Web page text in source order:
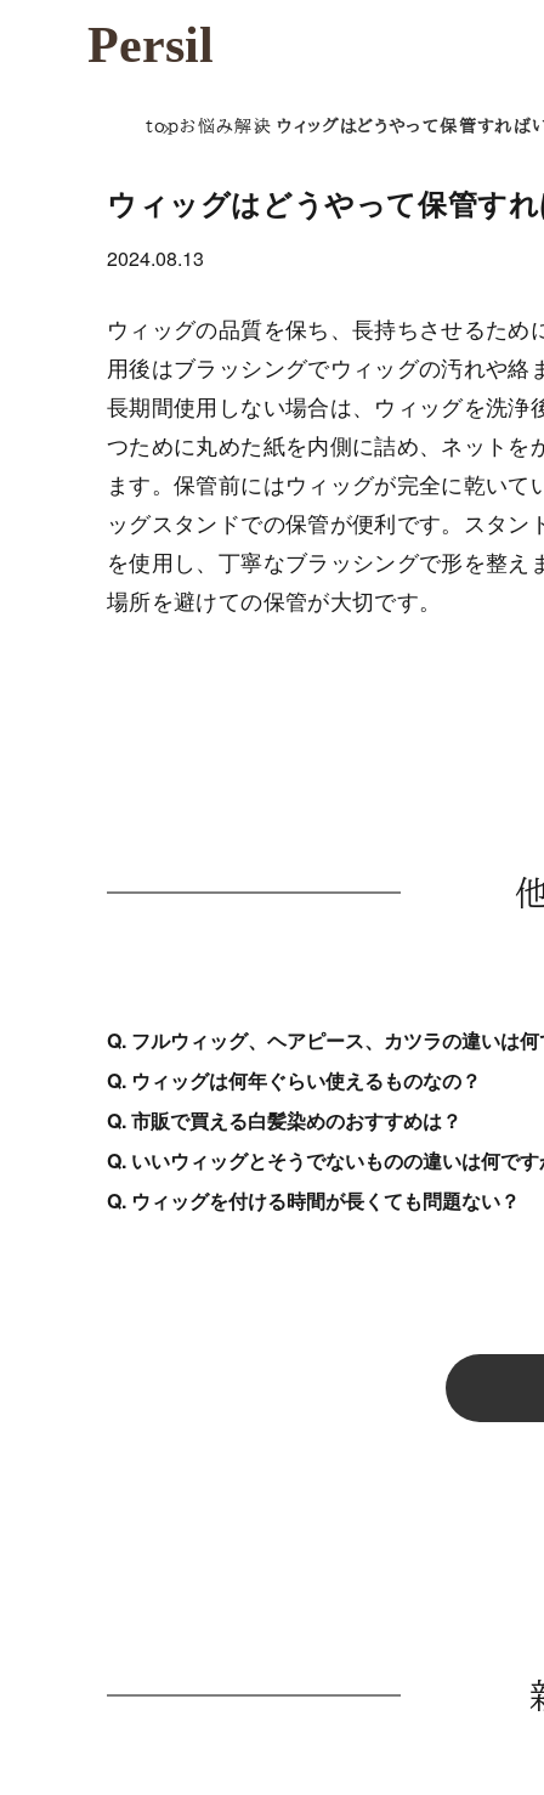
Persil
topお悩み解決 ウィッグはどうやって保管すれば
ウィッグはどうやって保管す
2024.08.13
ウィッグの品質を保ち、長持ちさせるた
用後はブラッシングでウィッグの汚れや
長期間使用しない場合は、ウィッグを洗
つために丸めた紙を内側に詰め、ネット
ます。保管前にはウィッグが完全に乾い
ッグスタンドでの保管が便利です。スタ
を使用し、丁寧なブラッシングで形を整
場所を避けての保管が大切です。
Q. フルウィッグ、ヘアピース、カツラの違いは
Q. ウィッグは何年ぐらい使えるものなの？
Q. 市販で買える白髪染めのおすすめは？
Q. いいウィッグとそうでないものの違いは何で
Q. ウィッグを付ける時間が長くても問題ない？